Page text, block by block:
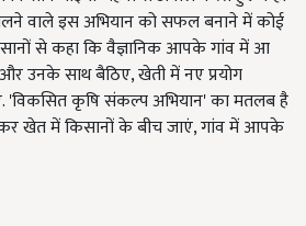
वाले इस अभियान को सफल बनाने में कोई
से कहा कि वैज्ञानिक आपके गांव में आ
उनके साथ बैठिए, खेती में नए प्रयोग
'विकसित कृषि संकल्प अभियान' का मतलब है
खेत में किसानों के बीच जाएं, गांव में आपके